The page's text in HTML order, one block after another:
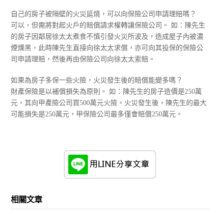
自己的房子被隔壁的火災延燒，可以向保險公司申請理賠嗎？
可以，但需將對起火戶的賠償請求權轉讓保險公司。 如：陳先生
的房子因鄰居徐太太煮食不慎引發火災所波及，造成屋子內被濃
煙燻黑，此時陳先生直接向徐太太求償，亦可向其投保的保險公
司申請理賠，然後再由保險公司向徐太太索賠。
如果為房子多保一些火險，火災發生後的賠償能變多嗎？
財產保險是以補償損失為原則。 如：陳先生的房子造價是250萬
元，其向甲產險公司買500萬元火險。火災發生後，陳先生的最大
可能損失是250萬元，甲保險公司最多僅會賠償250萬元。
相關文章